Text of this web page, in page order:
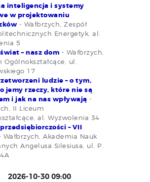
inteligencja i systemy
w projektowaniu
- Wałbrzych, Zespół
Energetyk, al.
5
– nasz dom - Wałbrzych,
Ogólnokształcące, ul.
17
ludzie – o tym,
jemy rzeczy, które nie są
i jak na nas wpływają -
II Liceum
al. Wyzwolenia 34
– VII
Wałbrzych, Akademia Nauk
Angelusa Silesiusa, ul. P.
2026-10-30 09:00